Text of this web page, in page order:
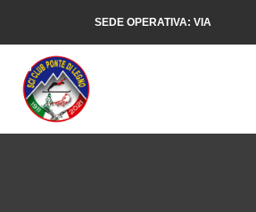
SEDE OPERATIVA: VIA